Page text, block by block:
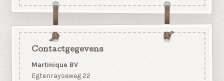
Contactgegevens
Martinique BV
Egtenrayseweg 22